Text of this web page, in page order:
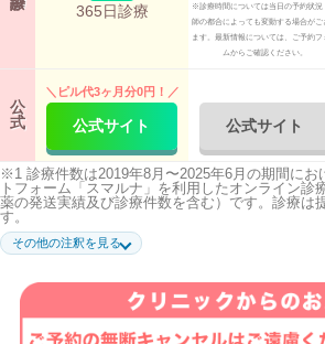
※1 診療件数は2019年8月〜2025年6月の期間にお
トフォーム「スマルナ」を利用したオンライン診
薬の発送実績及び診療件数を含む）です。診療は
す。
※2 キャンペーンのクーポンコード「PILL1950」
※3 処方がない場合は診察料がかかります。クー
象となるのは、低用量ピル12ヶ月まとめて定期の
※5 1初めてスマルナをご利用の方で12シート一括
ユ・ファボワールを選択した場合に適用。（お一
の決済総額¥17,760​※上記金額で購入するためには
必要です。決済時に必ず「SM2026」とご入力く
その他の注釈を見る
365日診療
※診療時間については当日の予約状況
師の都合によっても変動する場合がご
ます。最新情報については、ご予約フ
ムからご確認ください。
公
式
＼ピル代3ヶ月分0円！／
公式サイト 公式サイト